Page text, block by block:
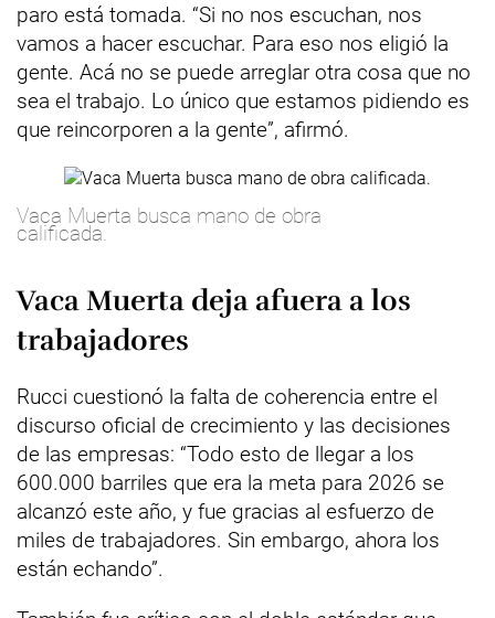
paro está tomada. “Si no nos escuchan, nos
vamos a hacer escuchar. Para eso nos eligió la
gente. Acá no se puede arreglar otra cosa que no
sea el trabajo. Lo único que estamos pidiendo es
que reincorporen a la gente”, afirmó.
Vaca Muerta busca mano de obra
calificada.
Vaca Muerta deja afuera a los
trabajadores
Rucci cuestionó la falta de coherencia entre el
discurso oficial de crecimiento y las decisiones
de las empresas: “Todo esto de llegar a los
600.000 barriles que era la meta para 2026 se
alcanzó este año, y fue gracias al esfuerzo de
miles de trabajadores. Sin embargo, ahora los
están echando”.